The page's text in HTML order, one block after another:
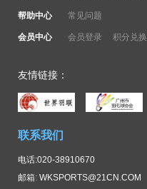
帮助中心 常见问题
会员中心 会员登录 积分兑换
友情链接：
联系我们
电话:020-38910670
邮箱: WKSPORTS@21CN.COM